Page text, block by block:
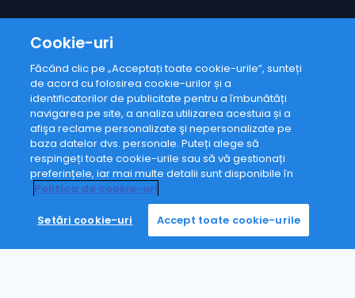
Cookie-uri
Făcând clic pe „Acceptați toate cookie-urile”, sunteți
de acord cu folosirea cookie-urilor și a
identificatorilor de publicitate pentru a îmbunătăți
navigarea pe site, a analiza utilizarea acestuia și a
afişa reclame personalizate şi nepersonalizate pe
baza datelor dvs. personale. Puteți alege să
respingeți toate cookie-urile sau să vă gestionați
preferințele, iar mai multe detalii sunt disponibile în
Politica de cookie-uri
Setări cookie-uri Accept toate cookie-urile